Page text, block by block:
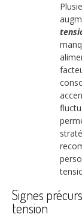
Signes
tension